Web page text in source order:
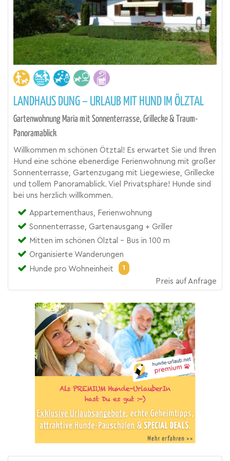
LANDHAUS DUNG – URLAUB MIT HUND IM ÖLZTAL
Gartenwohnung Maria mit Sonnenterrasse, Grillecke & Traum-
Panoramablick
Willkommen m schönen Ötztal! Es erwartet Sie und Ihren
Hund eine schöne ebenerdige Ferienwohnung mit großer
Sonnenterrasse, Gartenzugang mit Liegewiese, Grillecke
und tollem Panoramablick. Viel Privatsphäre! Hunde sind
bei uns herzlich willkommen.
Appartementhaus, Ferienwohnung
Sonnenterrasse, Gartenausgang + Griller
Mitten im schönen Ölztal - Bus in 100 m
Organisierte Wanderungen
Hunde pro Wohneinheit
1
Preis auf Anfrage